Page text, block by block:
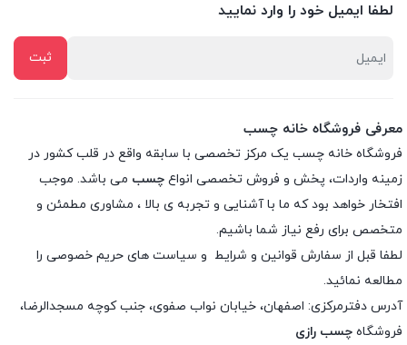
لطفا ایمیل خود را وارد نمایید
معرفی فروشگاه خانه چسب
فروشگاه خانه چسب یک مرکز تخصصی با سابقه واقع در قلب کشور در
زمینه واردات، پخش و فروش تخصصی انواع چسب می باشد. موجب
افتخار خواهد بود که ما با آشنایی و تجربه ی بالا ، مشاوری مطمئن و
متخصص برای رفع نیاز شما باشیم.
لطفا قبل از سفارش قوانین و شرایط و سیاست های حریم خصوصی را
مطالعه نمائید.
آدرس دفترمرکزی: اصفهان، خیابان نواب صفوی، جنب کوچه مسجدالرضا،
فروشگاه چسب رازی